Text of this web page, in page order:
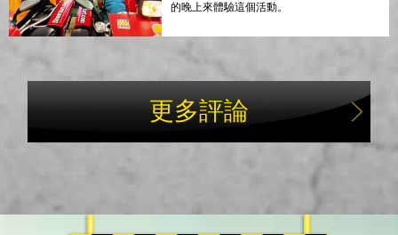
的晚上來體驗這個活動。
更多評論